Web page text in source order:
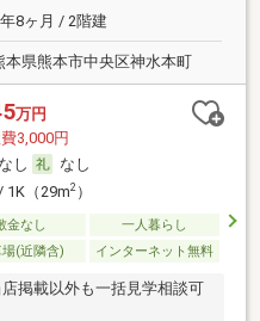
8ヶ月 / 2階建
本県熊本市中央区神水本町
万円
3,000円
なし
なし
1K（29m2）
金なし
一人暮らし
(近隣含) インターネット無料
掲載以外も一括見学相談可